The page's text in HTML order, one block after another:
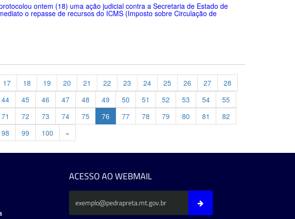
ontem (18) uma ação judicial contra a Secretaria de Estado de
o repasse de recursos do ICMS (Imposto sobre Circulação de
17 18 19 20 21 22 23 24 25 26 27
28
44 45 46 47 48 49 50 51 52 53 54
55
71 72 73 74 75 76 77 78 79 80 81
82
98 99 100 »
ACESSO AO WEBMAIL